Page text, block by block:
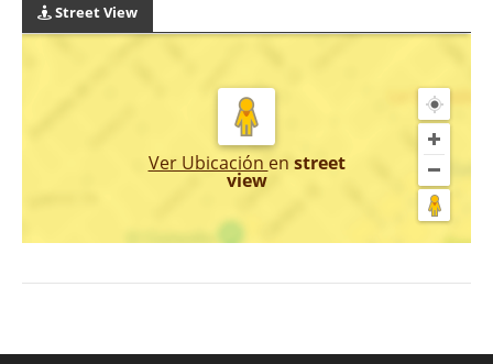
Street View
Ver Ubicación en street
view